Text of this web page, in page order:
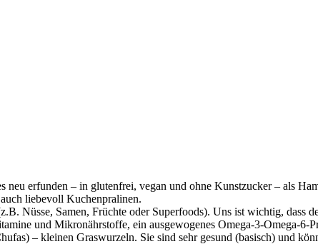
neu erfunden – in glutenfrei, vegan und ohne Kunstzucker – als
liebevoll Kuchenpralinen.
Nüsse, Samen, Früchte oder Superfoods). Uns ist wichtig, dass
und Mikronährstoffe, ein ausgewogenes Omega-3-Omega-6-
– kleinen Graswurzeln. Sie sind sehr gesund (basisch) und